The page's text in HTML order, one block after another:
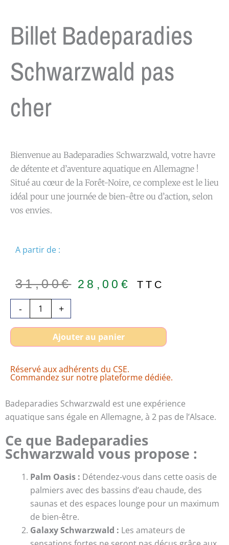
Billet Badeparadies
Schwarzwald pas
cher
Bienvenue au Badeparadies Schwarzwald, votre havre
de détente et d’aventure aquatique en Allemagne !
Situé au cœur de la Forêt-Noire, ce complexe est le lieu
idéal pour une journée de bien-être ou d’action, selon
vos envies.
A partir de :
31,00€ Le
31,00€.
28,00 €
Le
28,00€.
TTC
-
quantité
de
Billet
Badeparadies
pas
+
Ajouter au panier
Réservé aux adhérents du CSE.
Commandez sur notre plateforme dédiée.
Badeparadies Schwarzwald est une expérience
aquatique sans égale en Allemagne, à 2 pas de l’Alsace.
Ce que Badeparadies
Schwarzwald vous propose :
Palm Oasis : Détendez-vous dans cette oasis de
palmiers avec des bassins d’eau chaude, des
saunas et des espaces lounge pour un maximum
de bien-être.
Galaxy Schwarzwald : Les amateurs de